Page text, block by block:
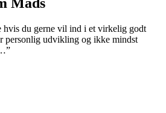
hvis du gerne vil ind i et virkelig godt
personlig udvikling og ikke mindst